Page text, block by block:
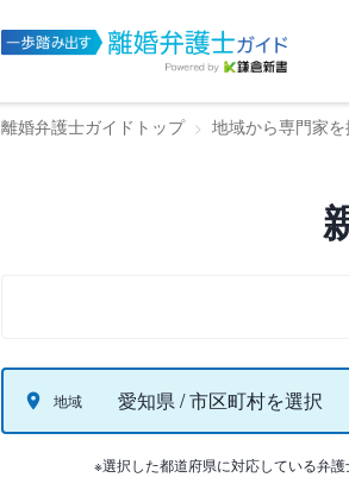
離婚弁護士ガイドトップ 地域から専門家を
地域 愛知県 / 市区町村を選択
※選択した都道府県に対応している弁